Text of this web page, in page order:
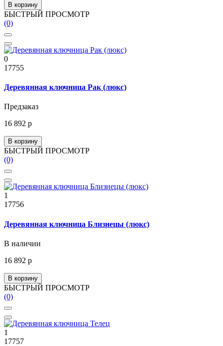
В корзину
БЫСТРЫЙ ПРОСМОТР
(0)
0
17755
Деревянная ключница Рак (люкс)
Предзаказ
16 892 р
В корзину
БЫСТРЫЙ ПРОСМОТР
(0)
1
17756
Деревянная ключница Близнецы (люкс)
В наличии
16 892 р
В корзину
БЫСТРЫЙ ПРОСМОТР
(0)
1
17757